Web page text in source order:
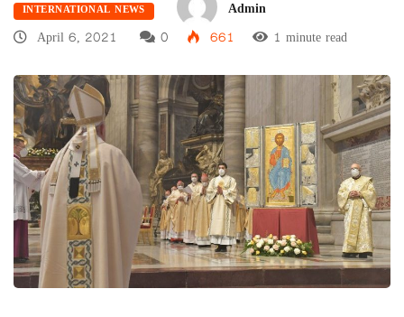
INTERNATIONAL NEWS
Admin
April 6, 2021
0 661 1 minute read